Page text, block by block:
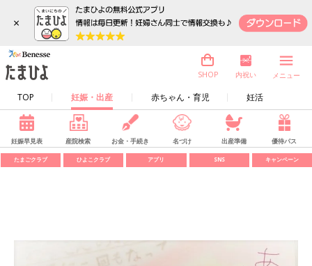
×
TOP 妊娠・出産 赤ちゃん・育児 妊活
SHOP 内祝い メニュー
妊娠早見表 産院検索 お金・手続き 名づけ 出産準備 優待パス
たまごクラブ ひよこクラブ アプリ SNS キャンペーン